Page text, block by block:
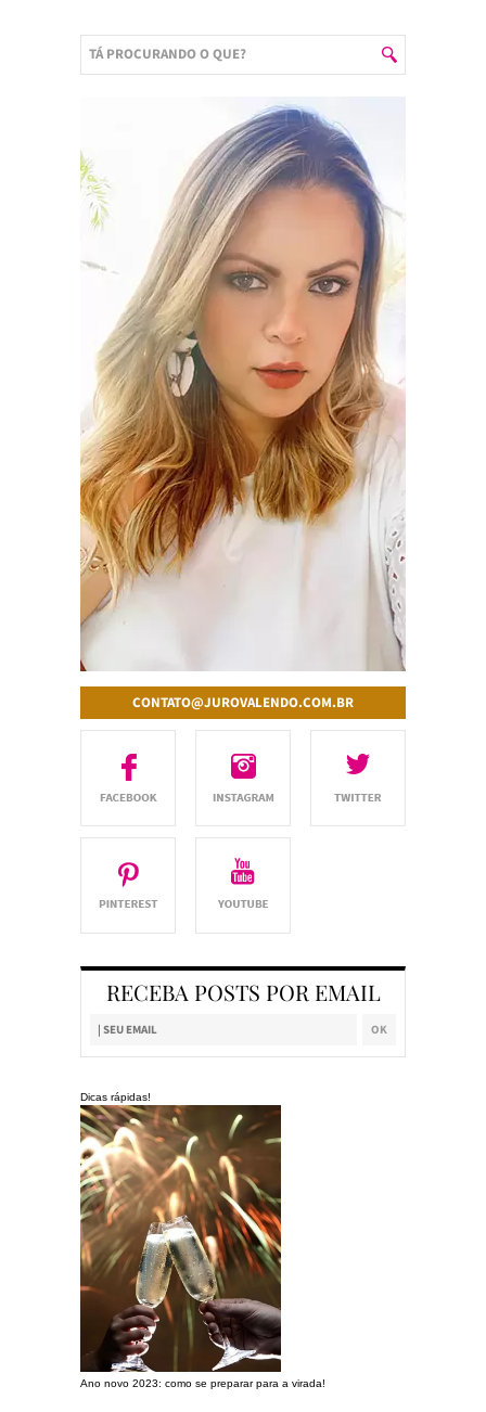
CONTATO@JUROVALENDO.COM.BR
RECEBA POSTS POR EMAIL
Dicas rápidas!
Ano novo 2023: como se preparar para a virada!